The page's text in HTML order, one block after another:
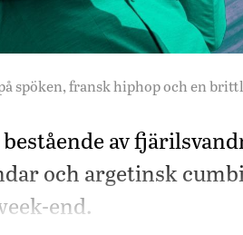
spöken, fransk hiphop och en
av
och argetinsk
end.